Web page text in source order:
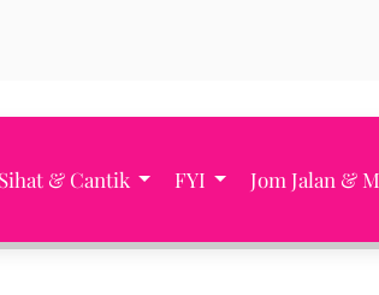
Sihat & Cantik FYI Jom Jalan &